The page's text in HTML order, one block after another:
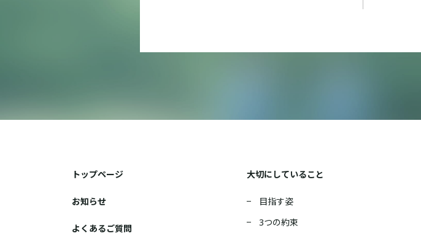
トップページ
お知らせ
よくあるご質問
大切にしていること
目指す姿
3つの約束